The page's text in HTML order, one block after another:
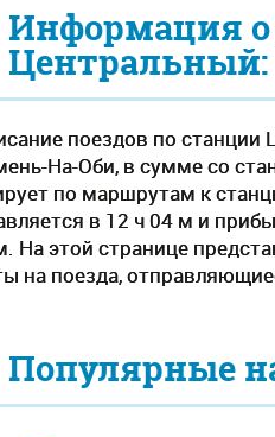
Информация о
Центральный:
поездов по
На-Оби, в сумме со
по маршрутам к
в 12 ч 04 м и
На этой странице
на поезда,
Популярные